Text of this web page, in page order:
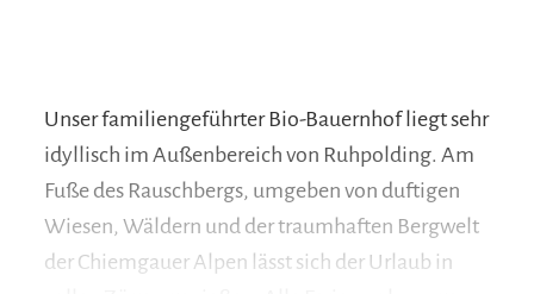
Unser familiengeführter Bio-Bauernhof liegt sehr
idyllisch im Außenbereich von Ruhpolding. Am
Fuße des Rauschbergs, umgeben von duftigen
Wiesen, Wäldern und der traumhaften Bergwelt
der Chiemgauer Alpen lässt sich der Urlaub in